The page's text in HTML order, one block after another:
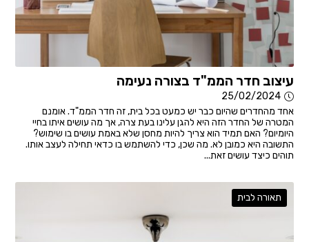
עיצוב חדר הממ"ד בצורה נעימה
25/02/2024
אחד מהחדרים שהיום כבר יש כמעט בכל בית, זה חדר הממ"ד. אומנם
המטרה של החדר הזה היא להגן עלינו בעת צרה, אך מה עושים איתו בחיי
היומיום? האם תמיד הוא צריך להיות מחסן שלא באמת עושים בו שימוש?
התשובה היא כמובן לא. מה שכן, כדי להשתמש בו כדאי תחילה לעצב אותו.
תוהים כיצד עושים זאת...
תאורה לבית